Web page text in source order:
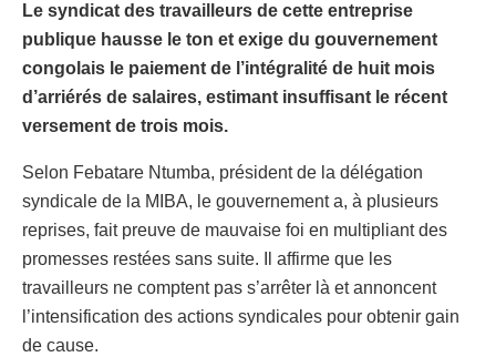
Le syndicat des travailleurs de cette entreprise
publique hausse le ton et exige du gouvernement
congolais le paiement de l’intégralité de huit mois
d’arriérés de salaires, estimant insuffisant le récent
versement de trois mois.
Selon Febatare Ntumba, président de la délégation
syndicale de la MIBA, le gouvernement a, à plusieurs
reprises, fait preuve de mauvaise foi en multipliant des
promesses restées sans suite. Il affirme que les
travailleurs ne comptent pas s’arrêter là et annoncent
l’intensification des actions syndicales pour obtenir gain
de cause.